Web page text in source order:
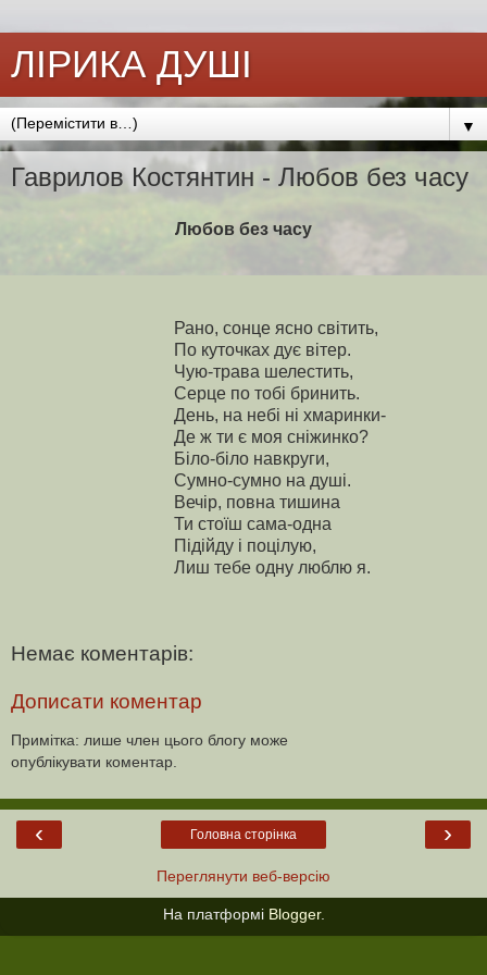
ЛІРИКА ДУШІ
▼
Гаврилов Костянтин - Любов без часу
Любов без часу
Рано, сонце ясно світить,
По куточках дує вітер.
Чую-трава шелестить,
Серце по тобі бринить.
День, на небі ні хмаринки-
Де ж ти є моя сніжинко?
Біло-біло навкруги,
Сумно-сумно на душі.
Вечір, повна тишина
Ти стоїш сама-одна
Підійду і поцілую,
Лиш тебе одну люблю я.
Немає коментарів:
Дописати коментар
Примітка: лише член цього блогу може
опублікувати коментар.
‹ ›
Головна сторінка
Переглянути веб-версію
На платформі Blogger.